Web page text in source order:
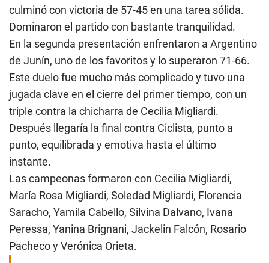
culminó con victoria de 57-45 en una tarea sólida.
Dominaron el partido con bastante tranquilidad.
En la segunda presentación enfrentaron a Argentino
de Junín, uno de los favoritos y lo superaron 71-66.
Este duelo fue mucho más complicado y tuvo una
jugada clave en el cierre del primer tiempo, con un
triple contra la chicharra de Cecilia Migliardi.
Después llegaría la final contra Ciclista, punto a
punto, equilibrada y emotiva hasta el último
instante.
Las campeonas formaron con Cecilia Migliardi,
María Rosa Migliardi, Soledad Migliardi, Florencia
Saracho, Yamila Cabello, Silvina Dalvano, Ivana
Peressa, Yanina Brignani, Jackelin Falcón, Rosario
Pacheco y Verónica Orieta.